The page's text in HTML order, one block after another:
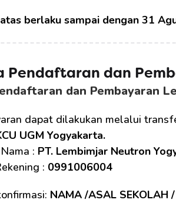
berlaku sampai dengan 31
Pendaftaran dan
dan Pembayaran
dapat dilakukan melalui
UGM Yogyakarta.
: PT. Lembimjar Neutron
: 0991006004
NAMA /ASAL SEKOLAH